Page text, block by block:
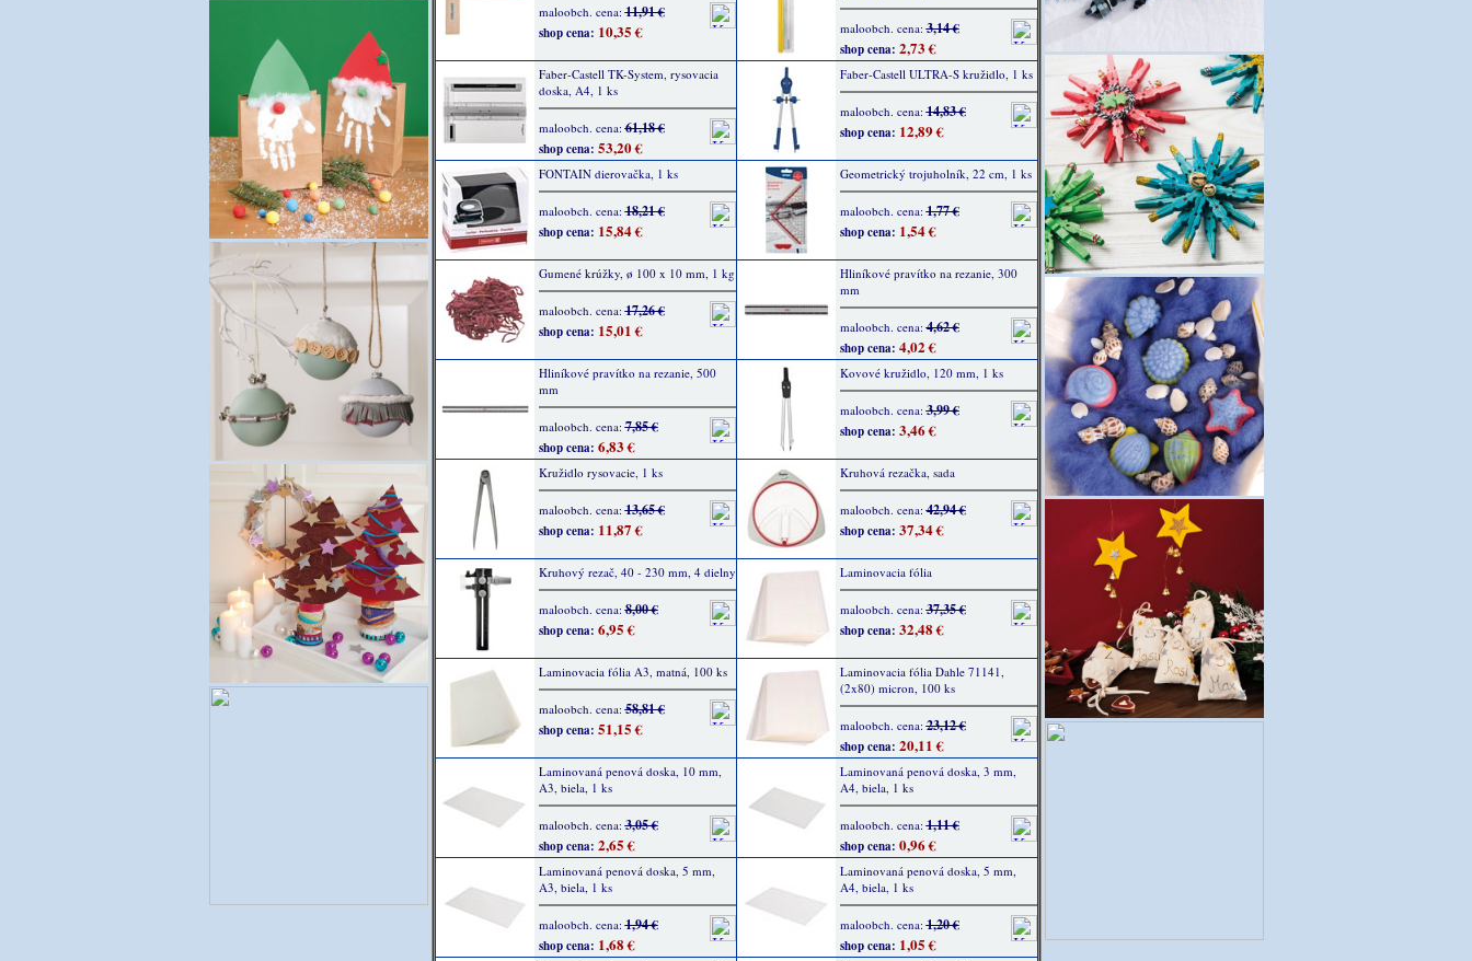
maloobch. cena:11,91 €
shop cena: 10,35 € maloobch. cena:3,14 €
shop cena: 2,73 €
Faber-Castell TK-System, rysovacia
doska, A4, 1 ks
maloobch. cena:61,18 €
shop cena: 53,20 €
Faber-Castell ULTRA-S kružidlo, 1 ks
maloobch. cena:14,83 €
shop cena: 12,89 €
FONTAIN dierovačka, 1 ks
maloobch. cena:18,21 €
shop cena: 15,84 €
Geometrický trojuholník, 22 cm, 1 ks
maloobch. cena:1,77 €
shop cena: 1,54 €
Gumené krúžky, ø 100 x 10 mm, 1 kg
maloobch. cena:17,26 €
shop cena: 15,01 €
Hliníkové pravítko na rezanie, 300
mm
maloobch. cena:4,62 €
shop cena: 4,02 €
Hliníkové pravítko na rezanie, 500
mm
maloobch. cena:7,85 €
shop cena: 6,83 €
Kovové kružidlo, 120 mm, 1 ks
maloobch. cena:3,99 €
shop cena: 3,46 €
Kružidlo rysovacie, 1 ks
maloobch. cena:13,65 €
shop cena: 11,87 €
Kruhová rezačka, sada
maloobch. cena:42,94 €
shop cena: 37,34 €
Kruhový rezač, 40 - 230 mm, 4 dielny
maloobch. cena:8,00 €
shop cena: 6,95 €
Laminovacia fólia
maloobch. cena:37,35 €
shop cena: 32,48 €
Laminovacia fólia A3, matná, 100 ks
maloobch. cena:58,81 €
shop cena: 51,15 €
Laminovacia fólia Dahle 71141,
(2x80) micron, 100 ks
maloobch. cena:23,12 €
shop cena: 20,11 €
Laminovaná penová doska, 10 mm,
A3, biela, 1 ks
maloobch. cena:3,05 €
shop cena: 2,65 €
Laminovaná penová doska, 3 mm,
A4, biela, 1 ks
maloobch. cena:1,11 €
shop cena: 0,96 €
Laminovaná penová doska, 5 mm,
A3, biela, 1 ks
maloobch. cena:1,94 €
shop cena: 1,68 €
Laminovaná penová doska, 5 mm,
A4, biela, 1 ks
maloobch. cena:1,20 €
shop cena: 1,05 €